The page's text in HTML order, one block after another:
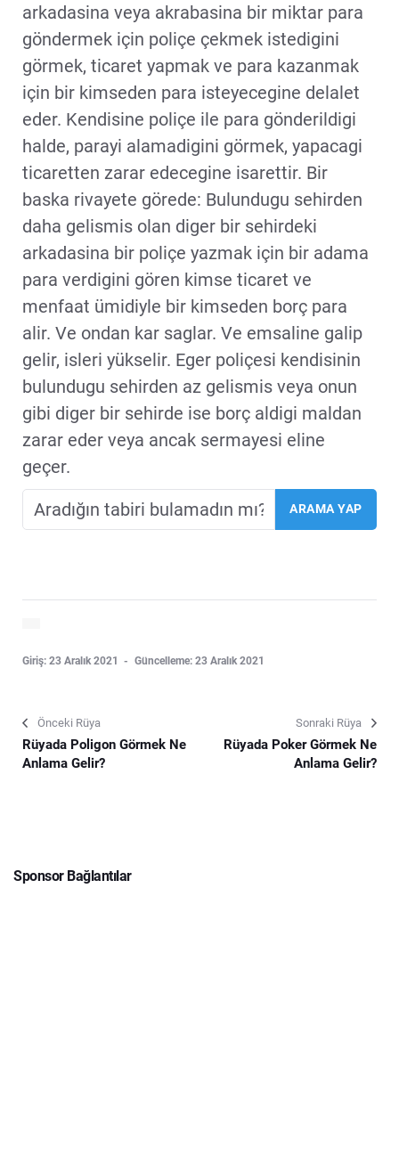
arkadasina veya akrabasina bir miktar para
göndermek için poliçe çekmek istedigini
görmek, ticaret yapmak ve para kazanmak
için bir kimseden para isteyecegine delalet
eder. Kendisine poliçe ile para gönderildigi
halde, parayi alamadigini görmek, yapacagi
ticaretten zarar edecegine isarettir. Bir
baska rivayete görede: Bulundugu sehirden
daha gelismis olan diger bir sehirdeki
arkadasina bir poliçe yazmak için bir adama
para verdigini gören kimse ticaret ve
menfaat ümidiyle bir kimseden borç para
alir. Ve ondan kar saglar. Ve emsaline galip
gelir, isleri yükselir. Eger poliçesi kendisinin
bulundugu sehirden az gelismis veya onun
gibi diger bir sehirde ise borç aldigi maldan
zarar eder veya ancak sermayesi eline
geçer.
Giriş: 23 Aralık 2021 Güncelleme: 23 Aralık 2021
Önceki Rüya
Rüyada Poligon Görmek Ne
Anlama Gelir?
Sonraki Rüya
Rüyada Poker Görmek Ne
Anlama Gelir?
Sponsor Bağlantılar